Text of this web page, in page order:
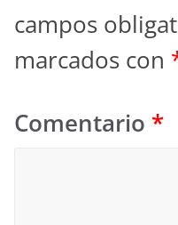
campos
marcados con
Comentario *